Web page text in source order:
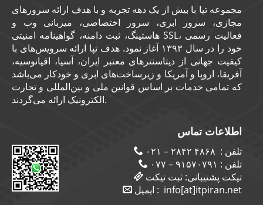
مجموعه تپا با بیش از یک دهه تجربه و با هدف ارائه سرورهای
مجازی، سرور ابری، سرور اختصاصی، میزبانی وب و
هاستینگ، ثبت دامنه، گواهینامه امنیتی SSL، فعالیت رسمی
خود را در سال ۱۳۹۳ آغاز نمود. هدف تپا ارائه سرویس‌های با
کیفیت جهانی از دیتاسنترهای معتبر ایران، آسیا، اقیانوسیه،
آفریقا، اروپا و آمریکا و زیرساخت‌های ابری و خودکار می‌باشد
که تمامی خدمات بر اساس قوانین ملی و بین‌المللی و تجارت
الکترونیک ارائه می‌گردند.
اطلاعات تماس
تلفن : ۴۸۶۸ ۲۸۴۲ – ۰۲۱
تلفن : ۹۱۵۷۰۷۹۱ – ۰۷۷
تیکت پشتیبانی:ثبت تیکت
ایمیل : info[at]itpiran.net